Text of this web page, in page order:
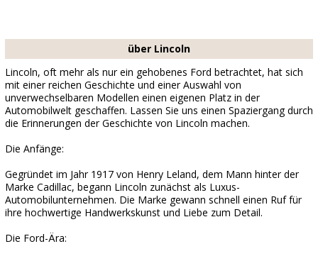
über Lincoln
Lincoln, oft mehr als nur ein gehobenes Ford betrachtet, hat sich
mit einer reichen Geschichte und einer Auswahl von
unverwechselbaren Modellen einen eigenen Platz in der
Automobilwelt geschaffen. Lassen Sie uns einen Spaziergang durch
die Erinnerungen der Geschichte von Lincoln machen.
Die Anfänge:
Gegründet im Jahr 1917 von Henry Leland, dem Mann hinter der
Marke Cadillac, begann Lincoln zunächst als Luxus-
Automobilunternehmen. Die Marke gewann schnell einen Ruf für
ihre hochwertige Handwerkskunst und Liebe zum Detail.
Die Ford-Ära: